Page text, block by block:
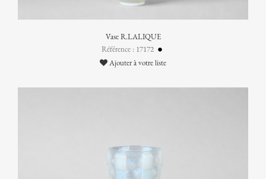
Vase R.LALIQUE
Référence : 17172
Ajouter à votre liste